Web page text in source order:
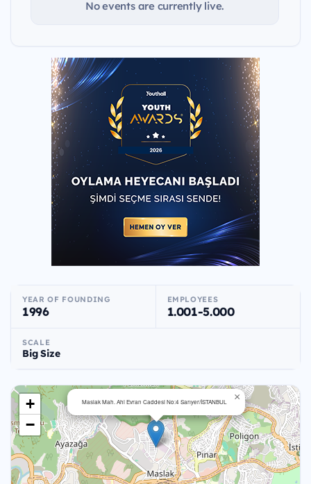
No events are currently live.
YEAR OF FOUNDING
1996
EMPLOYEES
1.001-5.000
SCALE
Big Size
Maslak Mah. Ahi Evran Caddesi No:4 Sarıyer/İSTANBUL ×
+
−